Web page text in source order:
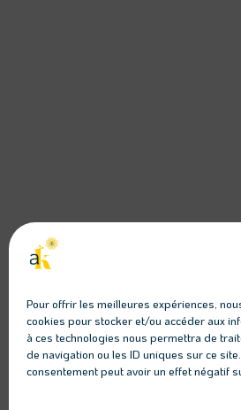
Pour offrir les meilleures expériences,
cookies pour stocker et/ou accéder aux
à ces technologies nous permettra de
de navigation ou les ID uniques sur ce
consentement peut avoir un effet négatif